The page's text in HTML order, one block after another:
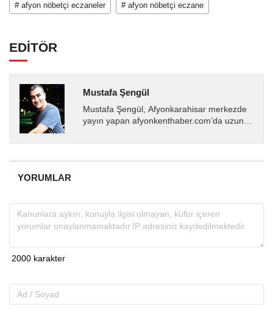
# afyon nöbetçi eczaneler # afyon nöbetçi eczane
EDİTÖR
Mustafa Şengül
Mustafa Şengül, Afyonkarahisar merkezde
yayın yapan afyonkenthaber.com’da uzun
almakta, haber akışı...
YORUMLAR